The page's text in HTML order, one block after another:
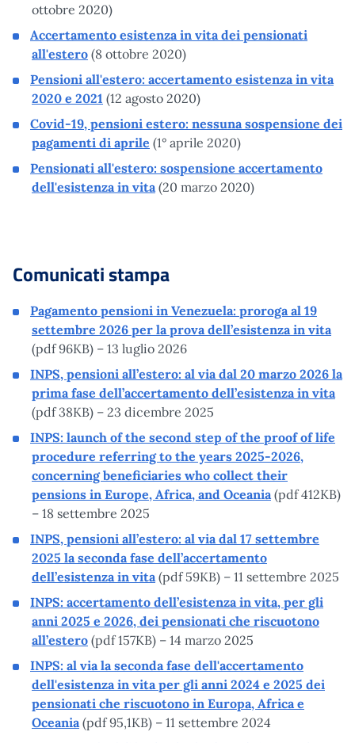
ottobre 2020)
Accertamento esistenza in vita dei pensionati
all'estero (8 ottobre 2020)
Pensioni all'estero: accertamento esistenza in vita
2020 e 2021 (12 agosto 2020)
Covid-19, pensioni estero: nessuna sospensione dei
pagamenti di aprile (1° aprile 2020)
Pensionati all'estero: sospensione accertamento
dell'esistenza in vita (20 marzo 2020)
Comunicati stampa
Pagamento pensioni in Venezuela: proroga al 19
settembre 2026 per la prova dell’esistenza in vita
(pdf 96KB) – 13 luglio 2026
INPS, pensioni all’estero: al via dal 20 marzo 2026 la
prima fase dell’accertamento dell’esistenza in vita
(pdf 38KB) – 23 dicembre 2025
INPS: launch of the second step of the proof of life
procedure referring to the years 2025-2026,
concerning beneficiaries who collect their
pensions in Europe, Africa, and Oceania (pdf 412KB)
– 18 settembre 2025
INPS, pensioni all’estero: al via dal 17 settembre
2025 la seconda fase dell’accertamento
dell’esistenza in vita (pdf 59KB) – 11 settembre 2025
INPS: accertamento dell’esistenza in vita, per gli
anni 2025 e 2026, dei pensionati che riscuotono
all’estero (pdf 157KB) – 14 marzo 2025
INPS: al via la seconda fase dell'accertamento
dell'esistenza in vita per gli anni 2024 e 2025 dei
pensionati che riscuotono in Europa, Africa e
Oceania (pdf 95,1KB) – 11 settembre 2024